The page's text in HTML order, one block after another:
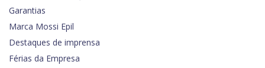
Garantias
Marca Mossi Epil
Destaques de imprensa
Férias da Empresa